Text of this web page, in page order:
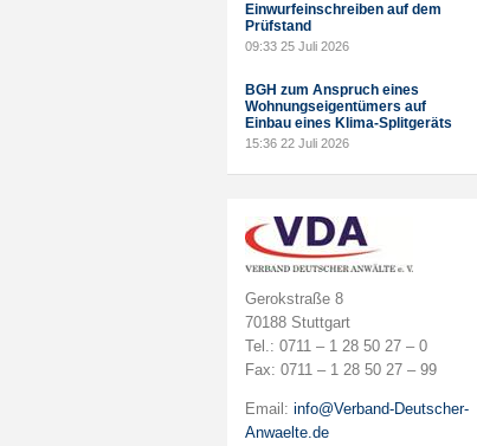
Einwurfeinschreiben auf dem
Prüfstand
09:33 25 Juli 2026
BGH zum Anspruch eines
Wohnungseigentümers auf
Einbau eines Klima-Splitgeräts
15:36 22 Juli 2026
Gerokstraße 8
70188 Stuttgart
Tel.: 0711 – 1 28 50 27 – 0
Fax: 0711 – 1 28 50 27 – 99
Email: info@Verband-Deutscher-
Anwaelte.de